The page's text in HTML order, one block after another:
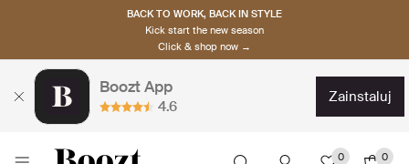
BACK TO WORK, BACK IN STYLE
Kick start the new season
Click & shop now →
Boozt App
4.6
zainstaluj
0 0